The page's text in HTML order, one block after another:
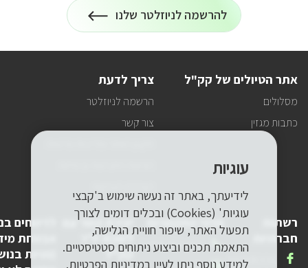
הרשמה
להרשמה לניוזלטר שלנו
על
כל
ופעילויות
אתר הטיולים של קק"ל
מסלולים
כתבות מגזין
צריך לדעת
הרשמה לניוזלטר
צור קשר
רשתות
חברתיות
FACEBOOK
אנחנו
פרטי התקשרות
טלפון
שלנו
1-800-250-250
דואר
יצירת קשר עם
לשכת יו"ר
קק"ל
לדיווחים
אבטחת
(פניות
עוגיות
לידיעתך, באתר זה נעשה שימוש ב'קבצי
עוגיות' (Cookies) ובכלים דומים לצורך
תפעול האתר, שיפור חוויית הגלישה,
התאמת תכנים וביצוע ניתוחים סטטיסטיים.
למידע נוסף ניתן לעיין במדיניות הפרטיות.